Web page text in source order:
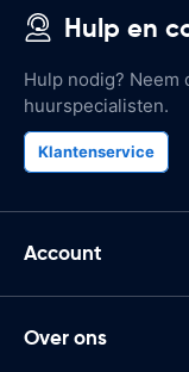
Hulp en
Hulp nodig? Neem
huurspecialisten.
Klantenservice
Account
Over ons